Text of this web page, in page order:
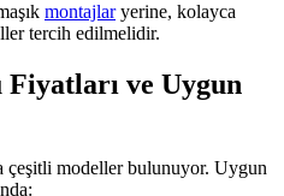
montajlaryerine, kolayca
tercih edilmelidir.
ve Uygun
çeşitli modeller bulunuyor. Uygun